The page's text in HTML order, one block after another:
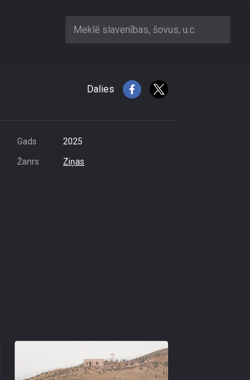
Meklē slavenības, šovus, u.c.
Dalies
Gads 2025
Žanrs Ziņas